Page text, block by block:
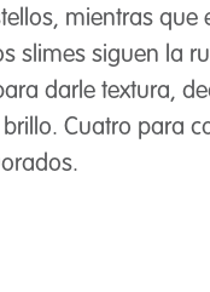
mientras que
slimes siguen la
darle textura,
Cuatro para